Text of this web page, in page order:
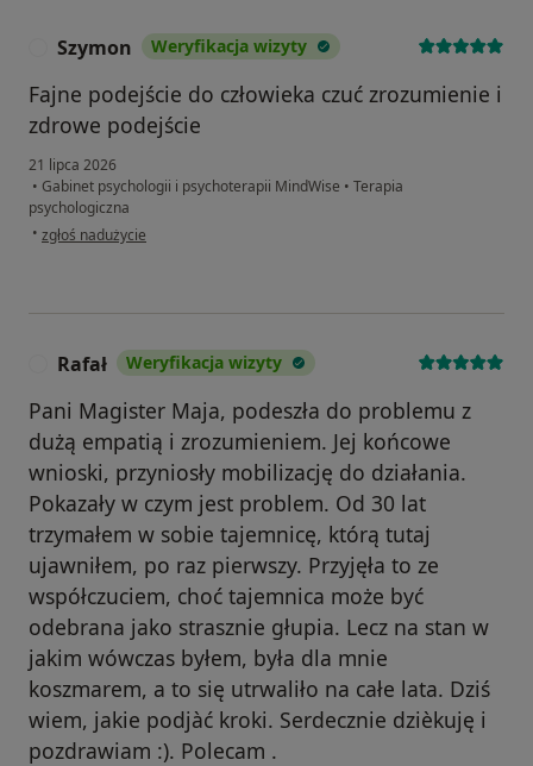
Szymon Weryfikacja wizyty
Fajne podejście do człowieka czuć zrozumienie i
zdrowe podejście
21 lipca 2026
• Gabinet psychologii i psychoterapii MindWise • Terapia
psychologiczna
• w opinii użytkownika Szymon
zgłoś nadużycie
Rafał Weryfikacja wizyty
Pani Magister Maja, podeszła do problemu z
dużą empatią i zrozumieniem. Jej końcowe
wnioski, przyniosły mobilizację do działania.
Pokazały w czym jest problem. Od 30 lat
trzymałem w sobie tajemnicę, którą tutaj
ujawniłem, po raz pierwszy. Przyjęła to ze
współczuciem, choć tajemnica może być
odebrana jako strasznie głupia. Lecz na stan w
jakim wówczas byłem, była dla mnie
koszmarem, a to się utrwaliło na całe lata. Dziś
wiem, jakie podjàć kroki. Serdecznie dzièkuję i
pozdrawiam :). Polecam .